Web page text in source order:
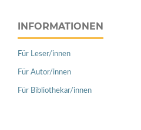
INFORMATIONEN
Für Leser/innen
Für Autor/innen
Für Bibliothekar/innen